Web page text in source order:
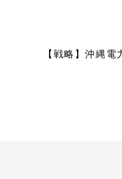
【戦略】沖縄